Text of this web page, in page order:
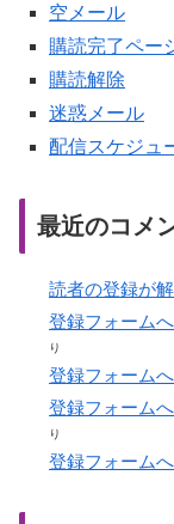
空メール
購読完了ペー
購読解除
迷惑メール
配信スケジュ
最近のコメ
読者の登録が
登録フォーム
り
登録フォーム
登録フォーム
り
登録フォーム